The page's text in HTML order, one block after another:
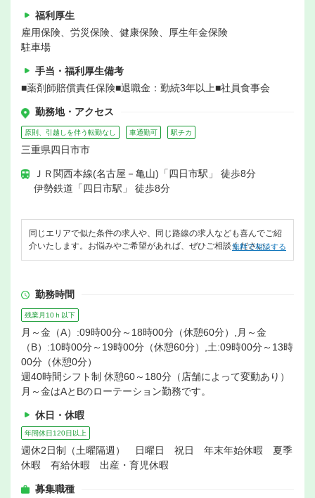
福利厚生
雇用保険、労災保険、健康保険、厚生年金保険
駐車場
手当・福利厚生備考
■薬剤師賠償責任保険■退職金：勤続3年以上■社員食事会
勤務地・アクセス
原則、引越しを伴う転勤なし 車通勤可 駅チカ
三重県四日市市
ＪＲ関西本線(名古屋－亀山)「四日市駅」 徒歩8分
伊勢鉄道「四日市駅」 徒歩8分
同じエリアで似た条件の求人や、同じ路線の求人なども喜んでご紹
介いたします。お悩みやご希望があれば、ぜひご相談ください。
無料で相談する
勤務時間
残業月10ｈ以下
月～金（A）:09時00分～18時00分（休憩60分）,月～金
（B）:10時00分～19時00分（休憩60分）,土:09時00分～13時
00分（休憩0分）
週40時間シフト制 休憩60～180分（店舗によって変動あり）
月～金はAとBのローテーション勤務です。
休日・休暇
年間休日120日以上
週休2日制（土曜隔週） 日曜日 祝日 年末年始休暇 夏季
休暇 有給休暇 出産・育児休暇
募集職種